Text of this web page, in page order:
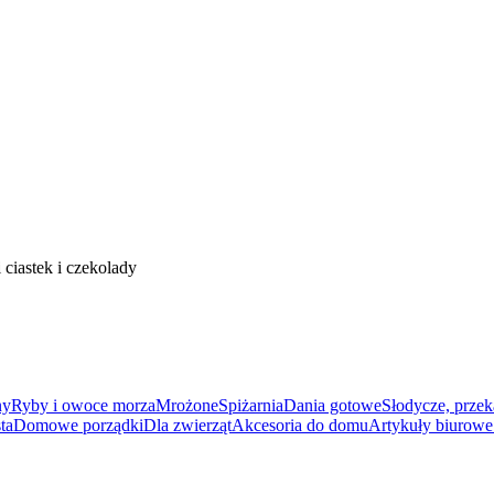
Ryby i owoce morzaMrożoneSpiżarniaDania gotoweSłodycze,
Domowe porządkiDla zwierzątAkcesoria do domuArtykuły
i czekolady